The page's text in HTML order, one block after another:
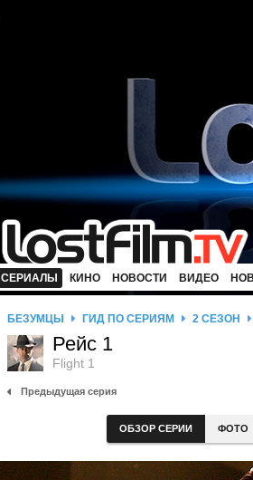
СЕРИАЛЫ КИНО НОВОСТИ ВИДЕО
БЕЗУМЦЫ ГИД ПО СЕРИЯМ 2 СЕЗОН
Рейс 1
Flight 1
Предыдущая серия
ОБЗОР СЕРИИ ФОТО